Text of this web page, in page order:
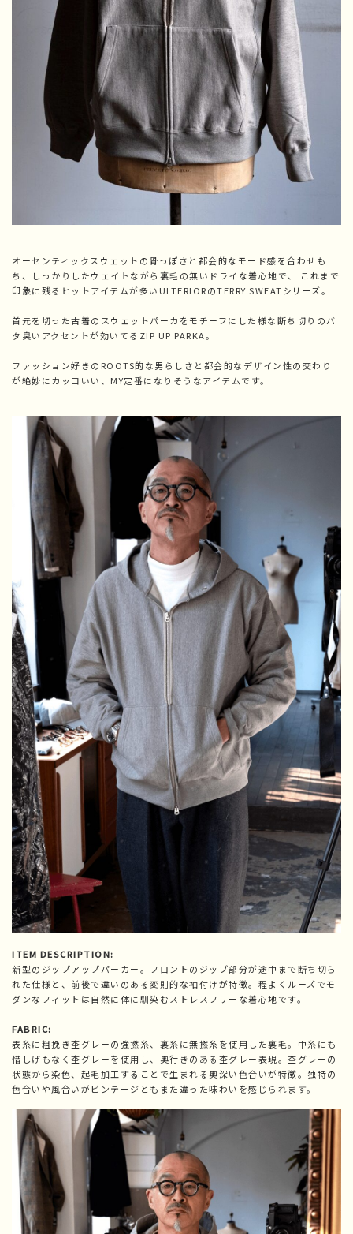
オーセンティックスウェットの骨っぽさと都会的なモード感を合わせも
ち、しっかりしたウェイトながら裏毛の無いドライな着心地で、 これまで
印象に残るヒットアイテムが多いULTERIORのTERRY SWEATシリーズ。
首元を切った古着のスウェットパーカをモチーフにした様な断ち切りのバ
タ臭いアクセントが効いてるZIP UP PARKA。
ファッション好きのROOTS的な男らしさと都会的なデザイン性の交わり
が絶妙にカッコいい、MY定番になりそうなアイテムです。
ITEM DESCRIPTION:
新型のジップアップパーカー。フロントのジップ部分が途中まで断ち切ら
れた仕様と、前後で違いのある変則的な袖付けが特徴。程よくルーズでモ
ダンなフィットは自然に体に馴染むストレスフリーな着心地です。
FABRIC:
表糸に粗挽き杢グレーの強撚糸、裏糸に無撚糸を使用した裏毛。中糸にも
惜しげもなく杢グレーを使用し、奥行きのある杢グレー表現。杢グレーの
状態から染色、起毛加工することで生まれる奥深い色合いが特徴。独特の
色合いや風合いがビンテージともまた違った味わいを感じられます。